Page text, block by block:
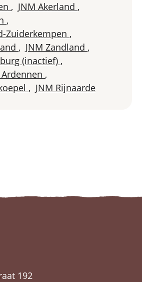
, JNM Akerland ,
,
Zuiderkempen ,
, JNM Zandland ,
(inactief) ,
,
, JNM Rijnaarde
192